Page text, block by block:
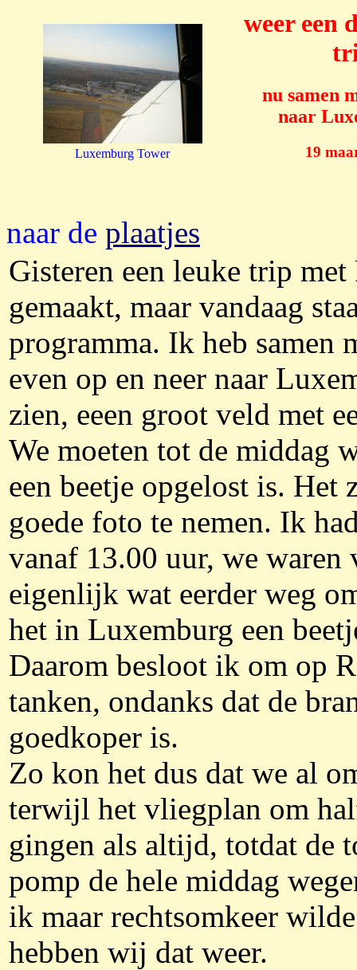
Luxemburg Tower
weer een
nu samen
naar
19
naar de plaatjes
Gisteren een leuke trip
gemaakt, maar vandaag
programma. Ik heb samen
even op en neer naar
zien, eeen groot veld met
We moeten tot de middag
een beetje opgelost is. Het
goede foto te nemen. Ik
vanaf 13.00 uur, we
eigenlijk wat eerder weg
het in Luxemburg een
Daarom besloot ik om op
tanken, ondanks dat de
goedkoper is.
Zo kon het dus dat we al
terwijl het vliegplan om
gingen als altijd, totdat de
pomp de hele middag
ik maar rechtsomkeer
hebben wij dat weer.